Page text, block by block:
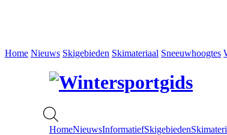
Home Nieuws Skigebieden Skimateriaal Sneeuwhoogtes
HomeNieuwsInformatiefSkigebieden